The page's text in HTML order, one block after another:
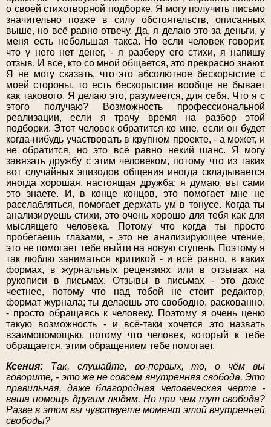
о своей стихотворной подборке. Я могу получить письмо
значительно позже в силу обстоятельств, описанных
выше, но всё равно отвечу. Да, я делаю это за деньги, у
меня есть небольшая такса. Но если человек говорит,
что у него нет денег, - я разберу его стихи, я напишу
отзыв. И все, кто со мной общается, это прекрасно знают.
Я не могу сказать, что это абсолютное бескорыстие с
моей стороны, то есть бескорыстия вообще не бывает
как такового. Я делаю это, разумеется, для себя. Что я с
этого получаю? Возможность профессиональной
реализации, если я трачу время на разбор этой
подборки. Этот человек обратится ко мне, если он будет
когда-нибудь участвовать в крупном проекте, - а может, и
не обратится, но это всё равно некий шанс. Я могу
завязать дружбу с этим человеком, потому что из таких
вот случайных эпизодов общения иногда складывается
иногда хорошая, настоящая дружба; я думаю, вы сами
это знаете. И, в конце концов, это помогает мне не
расслабляться, помогает держать ум в тонусе. Когда ты
анализируешь стихи, это очень хорошо для тебя как для
мыслящего человека. Потому что когда ты просто
пробегаешь глазами, - это не анализирующее чтение,
это не помогает тебе выйти на новую ступень. Поэтому я
так люблю заниматься критикой - и всё равно, в каких
формах, в журнальных рецензиях или в отзывах на
рукописи в письмах. Отзывы в письмах - это даже
честнее, потому что над тобой не стоит редактор,
формат журнала; ты делаешь это свободно, раскованно,
- просто обращаясь к человеку. Поэтому я очень ценю
такую возможность - и всё-таки хочется это назвать
взаимопомощью, потому что человек, который к тебе
обращается, этим обращением тебе помогает.
Ксения: Так, слушайте, во-первых, то, о чём вы
говорите, - это же не совсем внутренняя свобода. Это
правильная, даже благородная человеческая черта -
ваша помощь другим людям. Но при чем тут свобода?
Разве в этом вы чувствуете момент этой внутренней
свободы?